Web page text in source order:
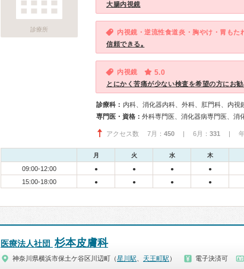
診療所
大腸内視鏡
内視鏡・逆流性食道炎・胸やけ・胃もた
信頼できる｡
内視鏡 5.0
とにかく苦痛が少ない検査を希望の方にお
診療科： 内科、消化器内科、外科、肛門科、内視
専門医・資格： 外科専門医、消化器病専門医、消
アクセス数 7月： 450 | 6月： 331 | 年
月 火 水 木
09:00-12:00 ● ● ● ●
15:00-18:00 ● ● ● ●
医療法人社団 杉本皮膚科
神奈川県横浜市保土ケ谷区川辺町（星川駅 天王町駅 ） 電子決済可